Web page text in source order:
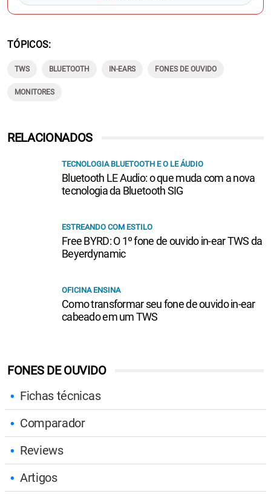
TÓPICOS
TWS BLUETOOTH IN-EARS FONES DE OUVIDO
MONITORES
FONES DE OUVIDO
Fichas técnicas
Comparador
Reviews
Artigos
RELACIONADOS
TECNOLOGIA BLUETOOTH E O LE ÁUDIO
Bluetooth LE Audio: o que muda com a nova
tecnologia da Bluetooth SIG
ESTREANDO COM ESTILO
Free BYRD: O 1º fone de ouvido in-ear TWS da
Beyerdynamic
OFICINA ENSINA
Como transformar seu fone de ouvido in-ear
cabeado em um TWS